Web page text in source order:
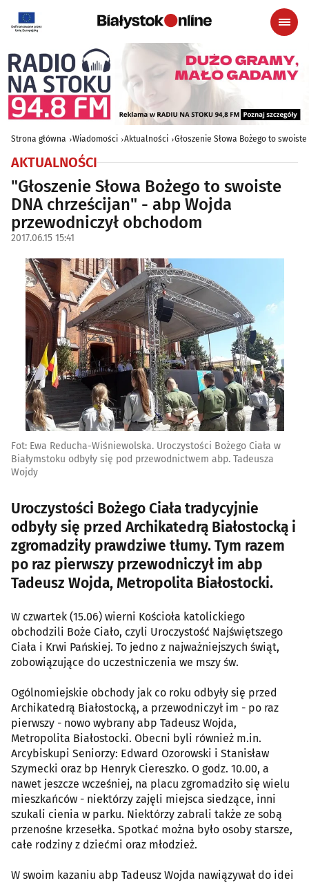
Strona główna Wiadomości Aktualności Głoszenie Słowa Bożego to
AKTUALNOŚCI
"Głoszenie Słowa Bożego to swoiste
DNA chrześcijan" - abp Wojda
przewodniczył obchodom
2017.06.15 15:41
Fot: Ewa Reducha-Wiśniewolska. Uroczystości Bożego Ciała w
Białymstoku odbyły się pod przewodnictwem abp. Tadeusza
Wojdy
Uroczystości Bożego Ciała tradycyjnie
odbyły się przed Archikatedrą Białostocką i
zgromadziły prawdziwe tłumy. Tym razem
po raz pierwszy przewodniczył im abp
Tadeusz Wojda, Metropolita Białostocki.
W czwartek (15.06) wierni Kościoła katolickiego
obchodzili Boże Ciało, czyli Uroczystość Najświętszego
Ciała i Krwi Pańskiej. To jedno z najważniejszych świąt,
zobowiązujące do uczestniczenia we mszy św.
Ogólnomiejskie obchody jak co roku odbyły się przed
Archikatedrą Białostocką, a przewodniczył im - po raz
pierwszy - nowo wybrany abp Tadeusz Wojda,
Metropolita Białostocki. Obecni byli również m.in.
Arcybiskupi Seniorzy: Edward Ozorowski i Stanisław
Szymecki oraz bp Henryk Ciereszko. O godz. 10.00, a
nawet jeszcze wcześniej, na placu zgromadziło się wielu
mieszkańców - niektórzy zajęli miejsca siedzące, inni
szukali cienia w parku. Niektórzy zabrali także ze sobą
przenośne krzesełka. Spotkać można było osoby starsze,
całe rodziny z dziećmi oraz młodzież.
W swoim kazaniu abp Tadeusz Wojda nawiązywał do idei